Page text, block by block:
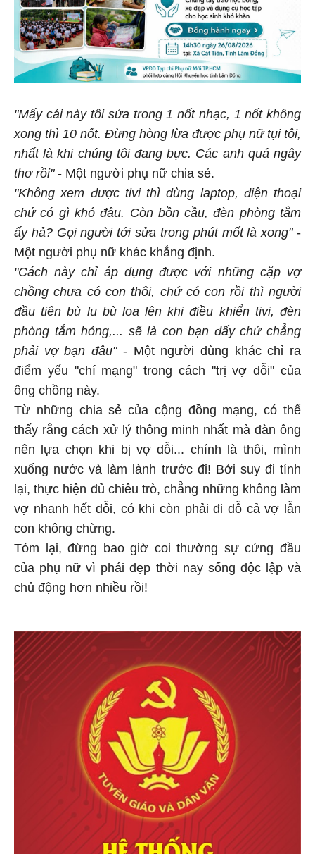
"Mấy cái này tôi sửa trong 1 nốt nhạc, 1 nốt không
xong thì 10 nốt. Đừng hòng lừa được phụ nữ tụi tôi,
nhất là khi chúng tôi đang bực. Các anh quá ngây
thơ rồi"- Một người phụ nữ chia sẻ.
"Không xem được tivi thì dùng laptop, điện thoại
chứ có gì khó đâu. Còn bồn cầu, đèn phòng tắm
ấy hả? Gọi người tới sửa trong phút mốt là xong"-
Một người phụ nữ khác khẳng định.
"Cách này chỉ áp dụng được với những cặp vợ
chồng chưa có con thôi, chứ có con rồi thì người
đầu tiên bù lu bù loa lên khi điều khiển tivi, đèn
phòng tắm hỏng,... sẽ là con bạn đấy chứ chẳng
phải vợ bạn đâu"- Một người dùng khác chỉ ra
điểm yếu "chí mạng" trong cách "trị vợ dỗi" của
ông chồng này.
Từ những chia sẻ của cộng đồng mạng, có thể
thấy rằng cách xử lý thông minh nhất mà đàn ông
nên lựa chọn khi bị vợ dỗi... chính là thôi, mình
xuống nước và làm lành trước đi! Bởi suy đi tính
lại, thực hiện đủ chiêu trò, chẳng những không làm
vợ nhanh hết dỗi, có khi còn phải đi dỗ cả vợ lẫn
con không chừng.
Tóm lại, đừng bao giờ coi thường sự cứng đầu
của phụ nữ vì phái đẹp thời nay sống độc lập và
chủ động hơn nhiều rồi!